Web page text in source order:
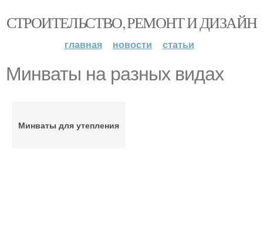
СТРОИТЕЛЬСТВО, РЕМОНТ И ДИЗАЙН
главная новости статьи
Минваты на разных видах
Минваты для утепления